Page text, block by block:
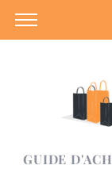
GUIDE